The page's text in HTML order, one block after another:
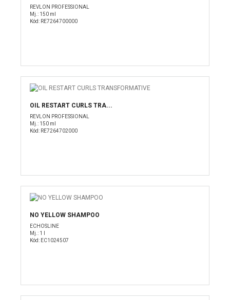
REVLON PROFESSIONAL
Mj.: 150 ml
Kód: RE7264700000
OIL RESTART CURLS TRA...
REVLON PROFESSIONAL
Mj.: 150 ml
Kód: RE7264702000
NO YELLOW SHAMPOO
ECHOSLINE
Mj.: 1 l
Kód: EC1024507